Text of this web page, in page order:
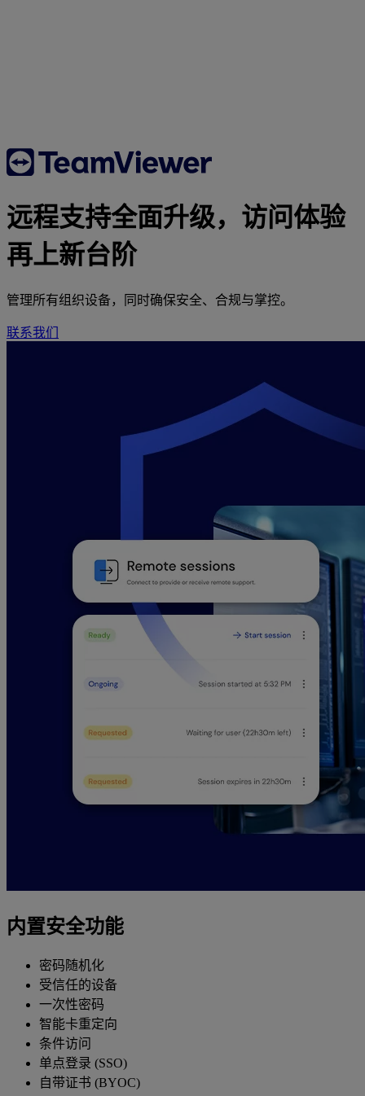
远程支持全面升级，访问体验
再上新台阶
管理所有组织设备，同时确保安全、合规与掌控。
联系我们
内置安全功能
密码随机化
受信任的设备
一次性密码
智能卡重定向
条件访问
单点登录 (SSO)
自带证书 (BYOC)